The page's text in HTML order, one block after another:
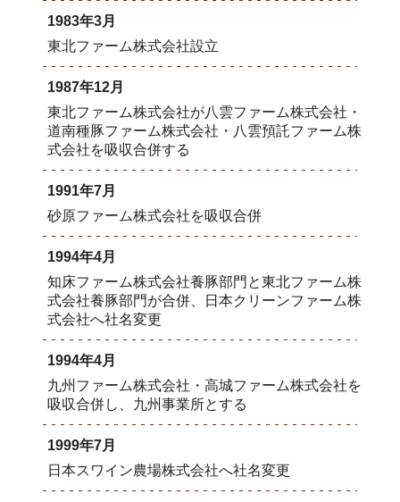
1983年3月
東北ファーム株式会社設立
1987年12月
東北ファーム株式会社が八雲ファーム株式会社・
道南種豚ファーム株式会社・八雲預託ファーム株
式会社を吸収合併する
1991年7月
砂原ファーム株式会社を吸収合併
1994年4月
知床ファーム株式会社養豚部門と東北ファーム株
式会社養豚部門が合併、日本クリーンファーム株
式会社へ社名変更
1994年4月
九州ファーム株式会社・高城ファーム株式会社を
吸収合併し、九州事業所とする
1999年7月
日本スワイン農場株式会社へ社名変更